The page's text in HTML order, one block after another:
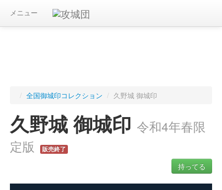
メニュー
/ 全国御城印コレクション / 久野城 御城印
久野城 御城印 令和4年春限
定版
販売終了
持ってる